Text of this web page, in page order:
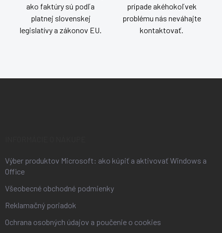
ako faktúry sú podľa
platnej slovenskej
legislatívy a zákonov EU.
prípade akéhokoľvek
problému nás neváhajte
kontaktovať.
Výber produktov Microsoft: ako kúpiť a aktivovať Windows a
Office
Všeobecné obchodné podmienky
Reklamačný poriadok
Ochrana osobných údajov a poučenie o cookies